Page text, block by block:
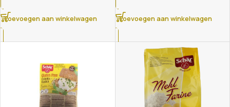
Toevoegen aan winkelwagen Toevoegen aan winkelwagen